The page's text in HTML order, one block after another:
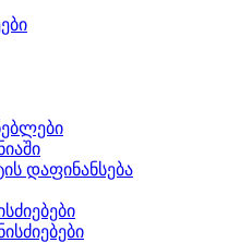
დაფინანსება